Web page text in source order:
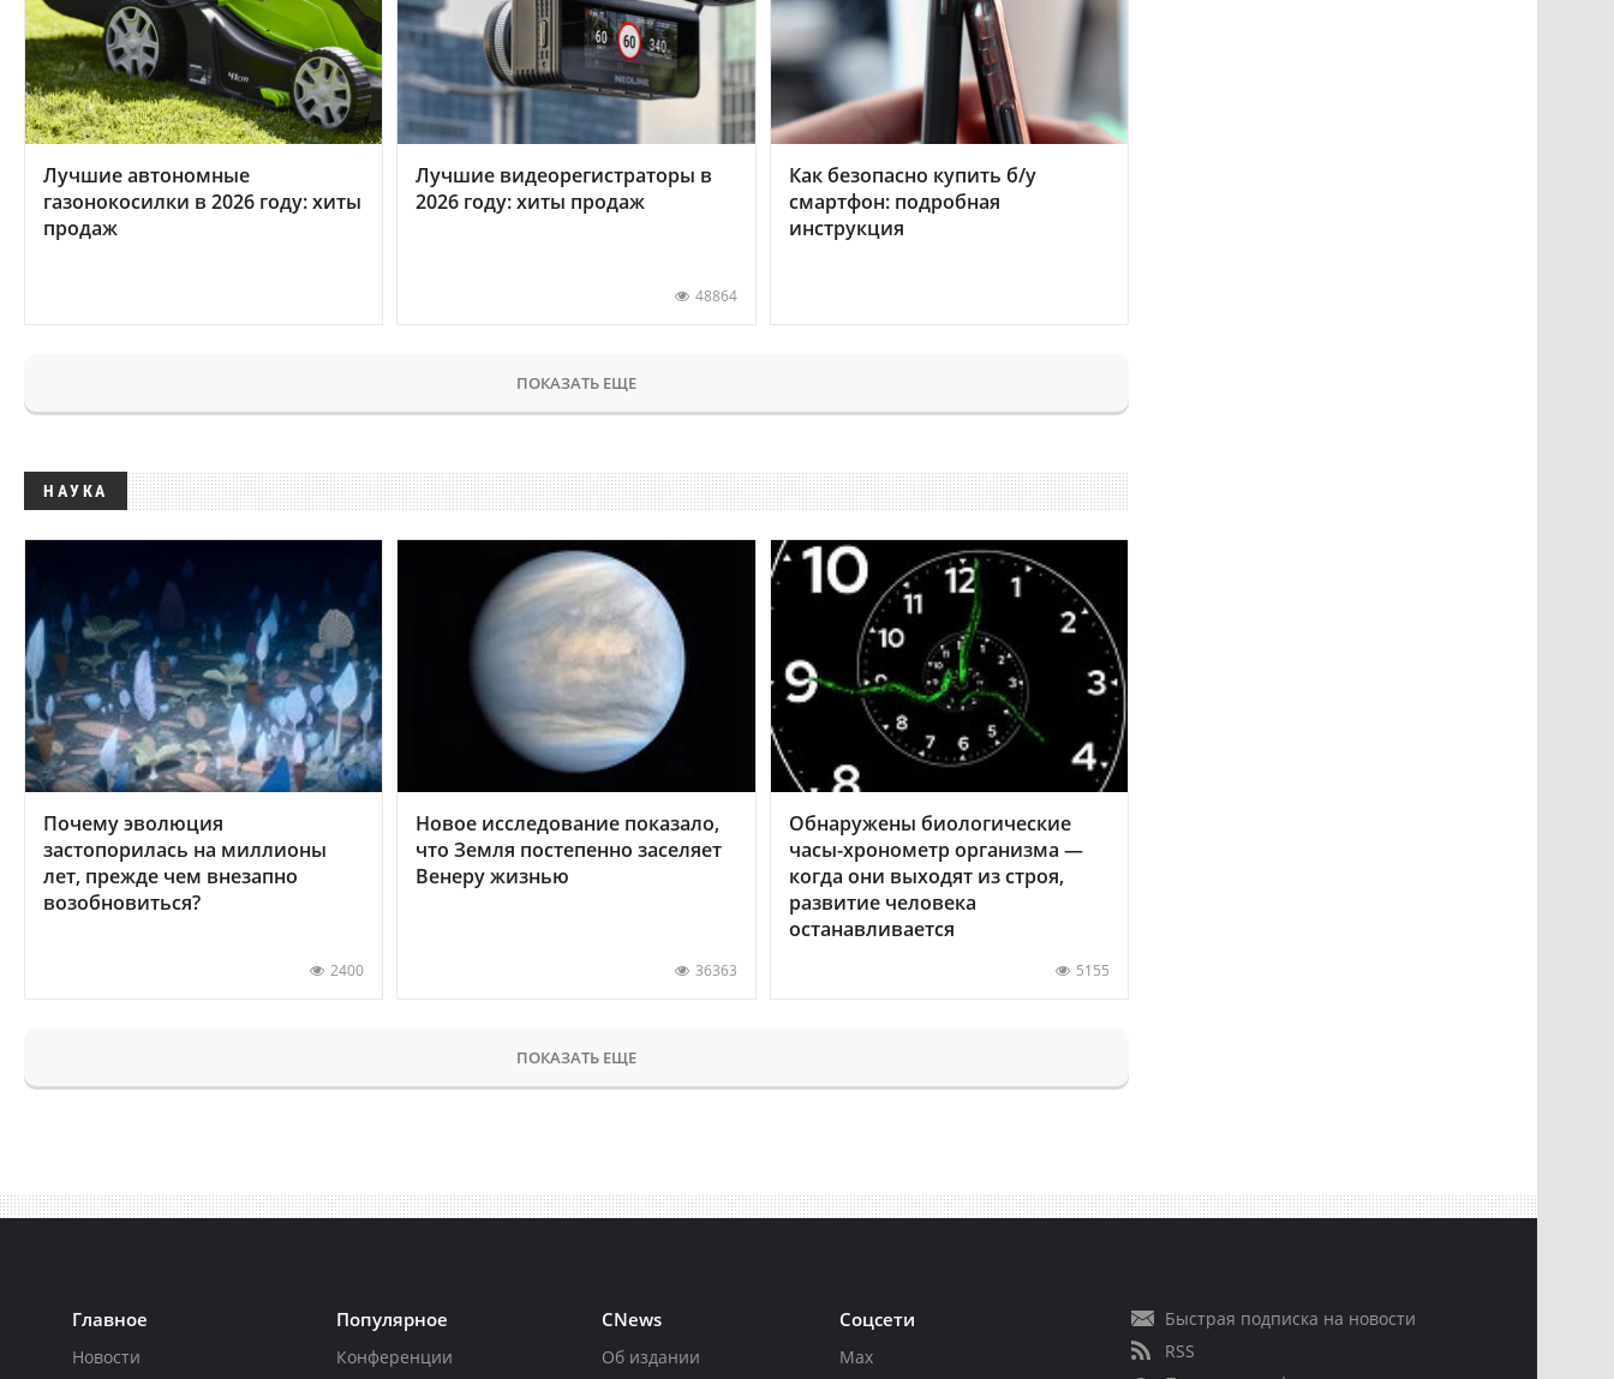
Лучшие автономные
газонокосилки в 2026 году: хиты
продаж
Лучшие видеорегистраторы в
2026 году: хиты продаж
48864
Как безопасно купить б/у
смартфон: подробная
инструкция
ПОКАЗАТЬ ЕЩЕ
НАУКА
Почему эволюция
застопорилась на миллионы
лет, прежде чем внезапно
возобновиться?
2400
Новое исследование показало,
что Земля постепенно заселяет
Венеру жизнью
36363
Обнаружены биологические
часы-хронометр организма —
когда они выходят из строя,
развитие человека
останавливается
5155
ПОКАЗАТЬ ЕЩЕ
Главное
Новости
Популярное
Конференции
CNews
Об издании
Соцсети
Max
Быстрая подписка на новости
RSS